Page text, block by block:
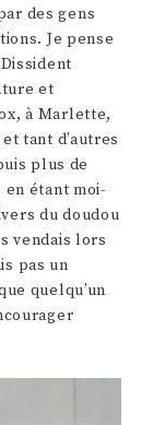
des gens
Je pense
et
à Marlette,
tant d’autres
plus de
en étant moi-
du doudou
vendais lors
pas un
quelqu’un